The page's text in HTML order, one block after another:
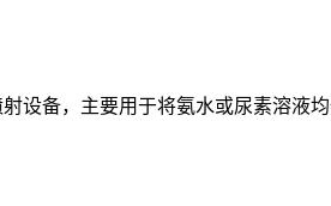
设备，主要用于将氨水或尿素溶